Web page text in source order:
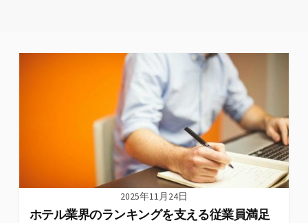
2025年11月24日
ホテル業界のランキングを支える従業員満足